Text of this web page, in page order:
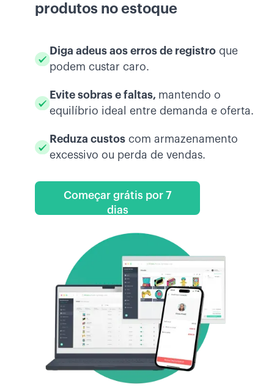
produtos no estoque
Diga adeus aos erros de registroque
podem custar caro.
Evite sobras e faltas, mantendo o
equilíbrio ideal entre demanda e oferta.
Reduza custoscom armazenamento
excessivo ou perda de vendas.
Começar grátis por 7
dias